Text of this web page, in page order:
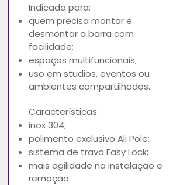
Indicada para:
quem precisa montar e
desmontar a barra com
facilidade;
espaços multifuncionais;
uso em studios, eventos ou
ambientes compartilhados.
Características:
inox 304;
polimento exclusivo Ali Pole;
sistema de trava Easy Lock;
mais agilidade na instalação e
remoção.